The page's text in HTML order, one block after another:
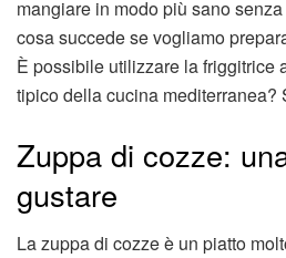
mangiare in modo più sano
cosa succede se vogliamo
È possibile utilizzare la friggitrice
tipico della cucina mediterranea?
Zuppa di cozze:
gustare
La zuppa di cozze è un piatto